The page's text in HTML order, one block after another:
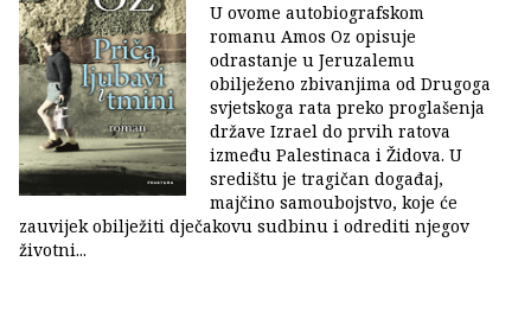
U ovome autobiografskom
romanu Amos Oz opisuje
odrastanje u Jeruzalemu
obilježeno zbivanjima od Drugoga
svjetskoga rata preko proglašenja
države Izrael do prvih ratova
između Palestinaca i Židova. U
središtu je tragičan događaj,
majčino samoubojstvo, koje će
zauvijek obilježiti dječakovu sudbinu i odrediti njegov
životni...